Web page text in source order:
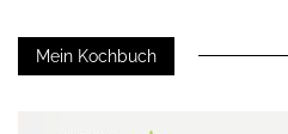
Mein Kochbuch